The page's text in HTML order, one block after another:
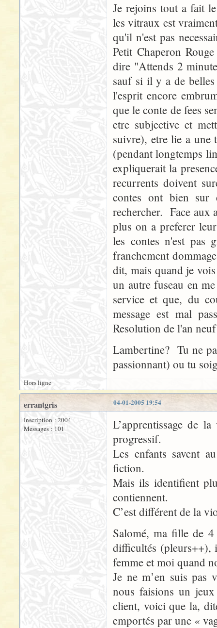
Je rejoins tout a fait
les vitraux est
qu'il n'est pas
Petit Chaperon
dire "Attends 2
sauf si il y a de
l'esprit encore
que le conte de fees
etre subjective et
suivre), etre lie a une
(pendant longtemps
expliquerait la
recurrents doivent
contes ont bien sur
rechercher. Face aux
plus on a preferer
les contes n'est pas
franchement
dit, mais quand je
un autre fuseau en
service et que, du
message est mal
Resolution de l'an
Lambertine? Tu ne
passionnant) ou tu
Hors ligne
04-01-2005 19:54
errantgris
Inscription : 2004
Messages : 101
L’apprentissage de
progressif.
Les enfants savent
fiction.
Mais ils identifient
contiennent.
C’est différent de la
Salomé, ma fille de 4
difficultés (pleurs++),
femme et moi quand
Je ne m’en suis pas
nous faisions un
client, voici que la,
emportés par une «